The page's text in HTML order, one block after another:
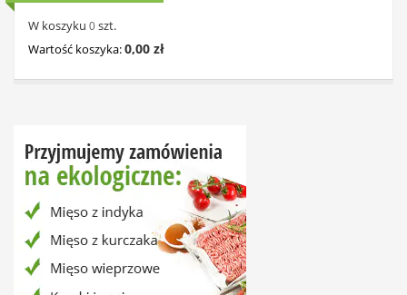
W koszyku 0 szt.
Wartość koszyka:0,00 zł